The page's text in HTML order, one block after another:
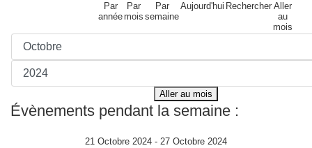
Par
année
Par
mois
Par
semaine
Aujourd'hui Rechercher Aller
au
mois
Aller au mois
Évènements pendant la semaine :
21 Octobre 2024 - 27 Octobre 2024